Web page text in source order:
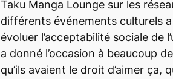
Taku Manga Lounge sur les
différents événements culturels
évoluer l’acceptabilité sociale de
a donné l’occasion à beaucoup
qu’ils avaient le droit d’aimer ça,